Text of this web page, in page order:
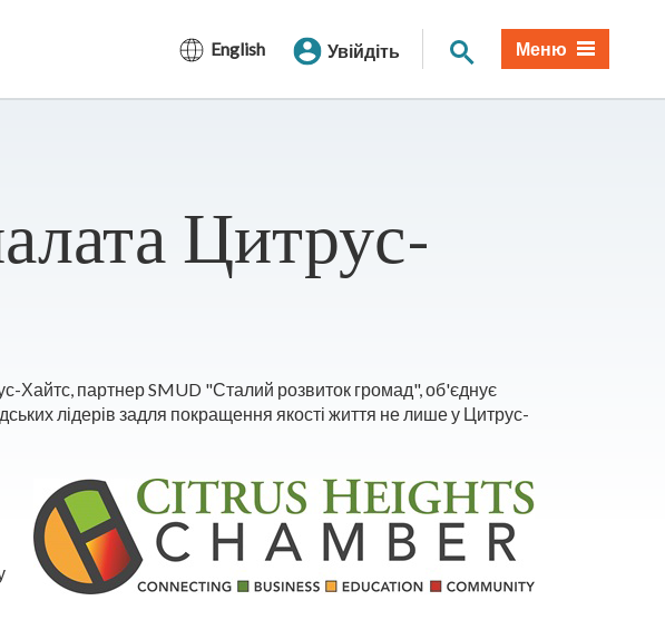
English Увійдіть Пошук по сайту
Меню
Цитрус-
Хайтс, партнер SMUD "Сталий розвиток громад", об'єднує
лідерів задля покращення якості життя не лише у Цитрус-